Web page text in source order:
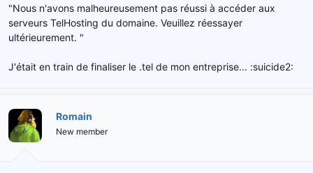
"Nous n'avons malheureusement pas réussi à accéder aux
serveurs TelHosting du domaine. Veuillez réessayer
ultérieurement. "
J'était en train de finaliser le .tel de mon entreprise... :suicide2:
Romain
New member